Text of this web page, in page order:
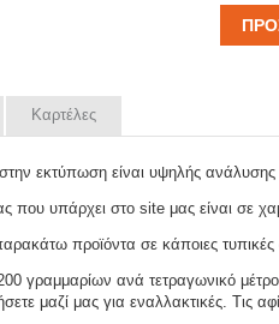
Καρτέλες
εκτύπωση είναι υψηλής
που υπάρχει στο site μας είναι σε
προϊόντα σε κάποιες
γραμμαρίων ανά τετραγωνικό
μαζί μας για εναλλακτικές. Τις